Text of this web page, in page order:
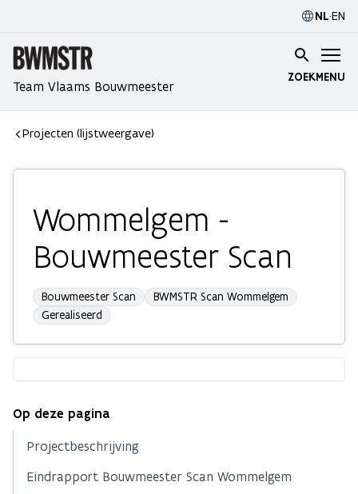
NL·EN
Team Vlaams Bouwmeester
ZOEKMENU
Projecten (lijstweergave)
Wommelgem -
Bouwmeester Scan
Bouwmeester Scan
BWMSTR Scan Wommelgem
Gerealiseerd
Op deze pagina
Projectbeschrijving
Eindrapport Bouwmeester Scan Wommelgem